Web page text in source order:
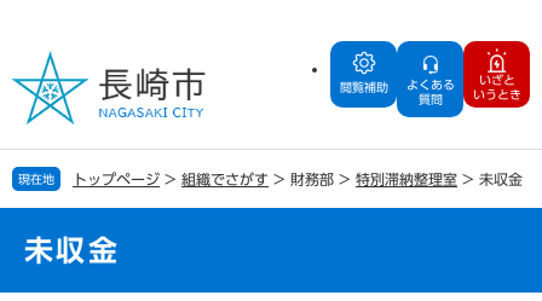
の
で
す
ー
ば
し
へ
閲覧補助
よくある
質問
いざと
いうとき
現在地 トップページ > 組織でさがす > 財務部 > 特別滞納整理室 > 未収金
未収金